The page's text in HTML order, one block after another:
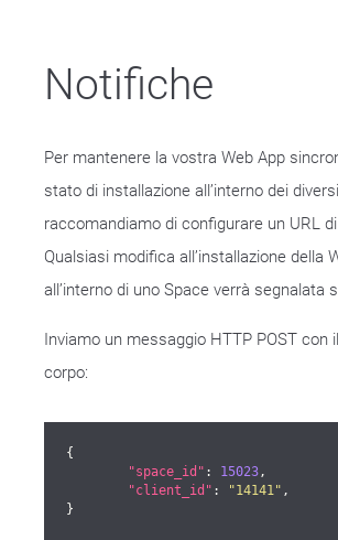
Notifiche
Per mantenere la vostra Web App
stato di installazione all’interno dei
raccomandiamo di configurare un URL
Qualsiasi modifica all’installazione della
all’interno di uno Space verrà segnalata
Inviamo un messaggio HTTP POST con
corpo:
{
"space_id" : 15023 ,
"client_id" : "14141" ,
}